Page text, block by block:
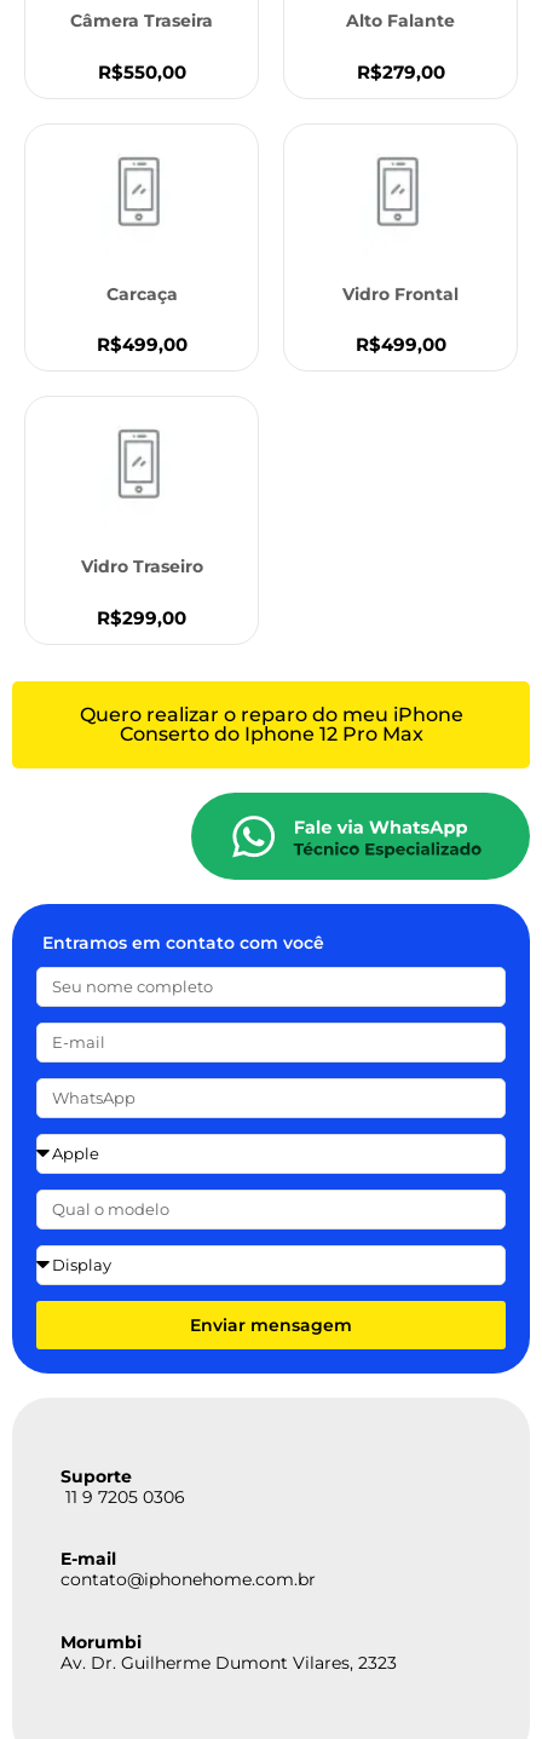
Câmera Traseira
R$550,00
Alto Falante
R$279,00
Carcaça
R$499,00
Vidro Frontal
R$499,00
Vidro Traseiro
R$299,00
Quero realizar o reparo do meu iPhone
Conserto do Iphone 12 Pro Max
Entramos em contato com você
Enviar mensagem
Suporte
11 9 7205 0306
E-mail
contato@iphonehome.com.br
Morumbi
Av. Dr. Guilherme Dumont Vilares, 2323